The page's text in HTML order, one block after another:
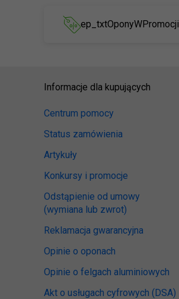
ep_txtOponyWPromocji
Informacje dla kupujących
Centrum pomocy
Status zamówienia
Artykuły
Konkursy i promocje
Odstąpienie od umowy
(wymiana lub zwrot)
Reklamacja gwarancyjna
Opinie o oponach
Opinie o felgach aluminiowych
Akt o usługach cyfrowych (DSA)